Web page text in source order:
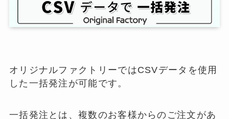
オリジナルファクトリーではCSVデータを使用
した一括発注が可能です。
一括発注とは、複数のお客様からのご注文があ